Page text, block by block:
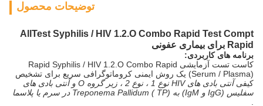
توضیحات محصول
AllTest Syphilis / HIV 1.2.O Combo Rapid Test Compt
Rapid برای بیماری عفونی
برنامه های کاربردی:
کاست تست آزمایشی Rapid Syphilis / HIV 1.2.O Combo Rapid
(Serum / Plasma) یک روش ایمنی کروماتوگرافی سریع برای تشخیص
کیفی
آنتی بادی های HIV نوع 1 ، نوع 2 ، زیر گروه O و آنتی بادی های
سفلیس (IgG و IgM) به Treponema Pallidum ( TP) در سرم یا پلاسما